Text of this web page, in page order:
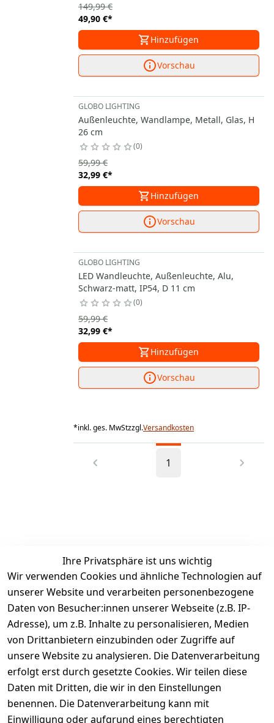
49,90 €*
149,99 €
Hinzufügen
Vorschau
GLOBO LIGHTING
Außenleuchte, Wandlampe, Metall, Glas, H
26 cm
0
32,99 €*
59,99 €
Hinzufügen
Vorschau
GLOBO LIGHTING
LED Wandleuchte, Außenleuchte, Alu,
Schwarz-matt, IP54, D 11 cm
0
32,99 €*
59,99 €
Hinzufügen
Vorschau
*inkl. ges. MwStzzgl.Versandkosten
1
Ihre Privatsphäre ist uns wichtig
Wir verwenden Cookies und ähnliche Technologien auf
unserer Website und verarbeiten personenbezogene
Daten von Besucher:innen unserer Webseite (z.B. IP-
Adresse), um z.B. Inhalte zu personalisieren, Medien
von Drittanbietern einzubinden oder Zugriffe auf
unsere Website zu analysieren. Die Datenverarbeitung
erfolgt erst durch gesetzte Cookies. Wir teilen diese
Daten mit Dritten, die wir in den Einstellungen
benennen. Die Datenverarbeitung kann mit
Einwilligung oder aufgrund eines berechtigten
Rechtliches
AGB
Impressum
Datenschutze
rklärung
Services
Kontakt
Registrieren
Retourenpo
rtal